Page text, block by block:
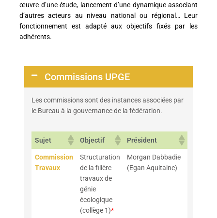
œuvre d’une étude, lancement d’une dynamique associant
d’autres acteurs au niveau national ou régional… Leur
fonctionnement est adapté aux objectifs fixés par les
adhérents.
Commissions UPGE
Les commissions sont des instances associées par
le Bureau à la gouvernance de la fédération.
Sujet Objectif Président
Commission
Travaux
Structuration
de la filière
travaux de
génie
écologique
(collège 1)*
Morgan Dabbadie
(Egan Aquitaine)